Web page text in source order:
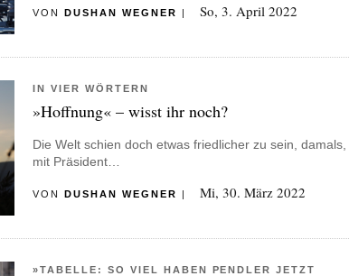
VON DUSHAN WEGNER | So, 3. April 2022
IN VIER WÖRTERN
»Hoffnung« – wisst ihr noch?
Die Welt schien doch etwas friedlicher zu sein, damals,
mit Präsident…
VON DUSHAN WEGNER | Mi, 30. März 2022
»TABELLE: SO VIEL HABEN PENDLER JETZT